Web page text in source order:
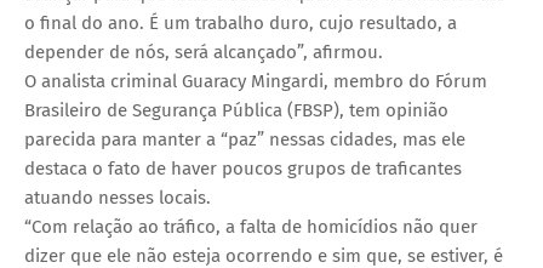
o final do ano. É um trabalho duro, cujo resultado, a
depender de nós, será alcançado”, afirmou.
O analista criminal Guaracy Mingardi, membro do Fórum
Brasileiro de Segurança Pública (FBSP), tem opinião
parecida para manter a “paz” nessas cidades, mas ele
destaca o fato de haver poucos grupos de traficantes
atuando nesses locais.
“Com relação ao tráfico, a falta de homicídios não quer
dizer que ele não esteja ocorrendo e sim que, se estiver, é